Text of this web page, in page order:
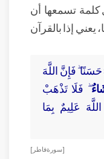
تسمعها أن
إذا بالقرآن
فَإِنَّ اللَّهَ
ۖ فَلَا تَذْهَبْ
عَلِيمٌ بِمَا
[ سورة فاطر ]